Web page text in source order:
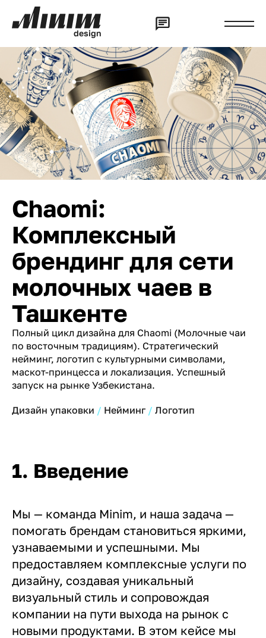
design
Chaomi:
Комплексный
брендинг для сети
молочных чаев в
Ташкенте
Полный цикл дизайна для Chaomi (Молочные чаи
по восточным традициям). Стратегический
нейминг, логотип с культурными символами,
маскот-принцесса и локализация. Успешный
запуск на рынке Узбекистана.
Дизайн упаковки Нейминг Логотип
1. Введение
Мы — команда Minim, и наша задача —
помогать брендам становиться яркими,
узнаваемыми и успешными. Мы
предоставляем комплексные услуги по
дизайну, создавая уникальный
визуальный стиль и сопровождая
компании на пути выхода на рынок с
новыми продуктами. В этом кейсе мы